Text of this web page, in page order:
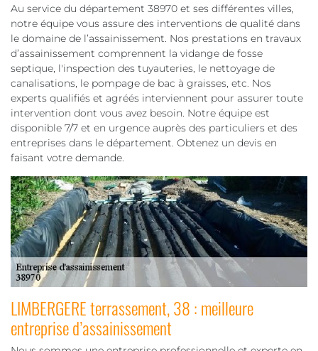
Au service du département 38970 et ses différentes villes,
notre équipe vous assure des interventions de qualité dans
le domaine de l’assainissement. Nos prestations en travaux
d’assainissement comprennent la vidange de fosse
septique, l'inspection des tuyauteries, le nettoyage de
canalisations, le pompage de bac à graisses, etc. Nos
experts qualifiés et agréés interviennent pour assurer toute
intervention dont vous avez besoin. Notre équipe est
disponible 7/7 et en urgence auprès des particuliers et des
entreprises dans le département. Obtenez un devis en
faisant votre demande.
LIMBERGERE terrassement, 38 : meilleure
entreprise d’assainissement